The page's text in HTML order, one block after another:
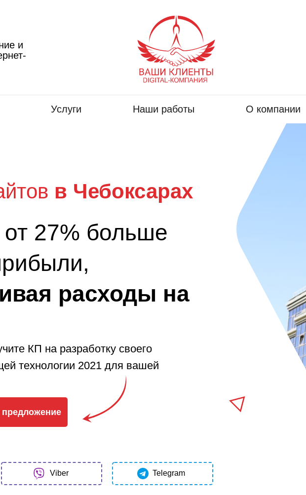
и
О компании
Наши работы
Услуги
в Чебоксарах
27% больше
расходы на
КП на разработку своего
технологии 2021 для вашей
предложение
Telegram
Viber